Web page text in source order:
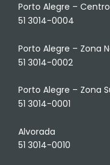
Porto Alegre –
51 3014-0004
Porto Alegre – Zona
51 3014-0002
Porto Alegre – Zona
51 3014-0001
Alvorada
51 3014-0010